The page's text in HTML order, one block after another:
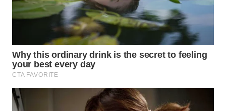
TANGERANG
BINJAI
WN
CIREBON